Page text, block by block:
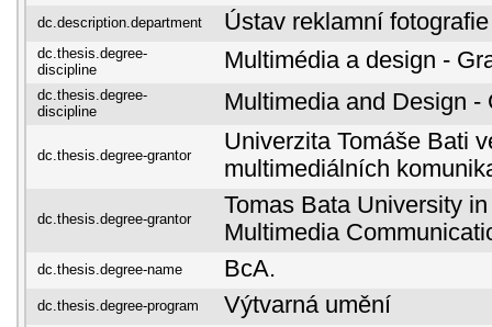
dc.description.department Ústav reklamní
dc.thesis.degree-
discipline
Multimédia a design -
dc.thesis.degree-
discipline
Multimedia and Design -
dc.thesis.degree-grantor
Univerzita Tomáše Bati
multimediálních
dc.thesis.degree-grantor
Tomas Bata University
Multimedia
dc.thesis.degree-name BcA.
dc.thesis.degree-program Výtvarná umění